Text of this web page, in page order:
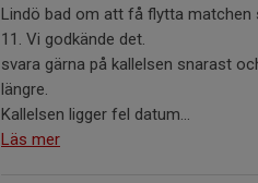
Lindö bad om att få flytta matchen
11. Vi godkände det.
svara gärna på kallelsen snarast
längre.
Kallelsen ligger fel datum...
Läs mer